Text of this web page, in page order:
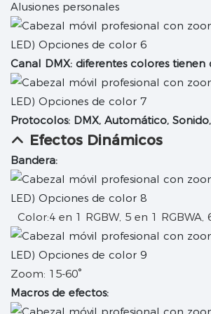
Alusiones personales
Canal DMX: diferentes colores tienen
Protocolos: DMX, Automático,
Efectos Dinámicos
Bandera:
Color:4 en 1 RGBW, 5 en 1 RGBWA,
Zoom: 15-60°
Macros de efectos: